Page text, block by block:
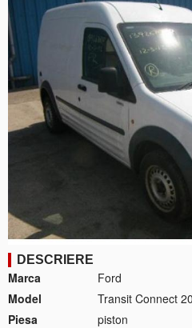
DESCRIERE
Marca
Ford
Model
Transit Connect
Piesa
piston